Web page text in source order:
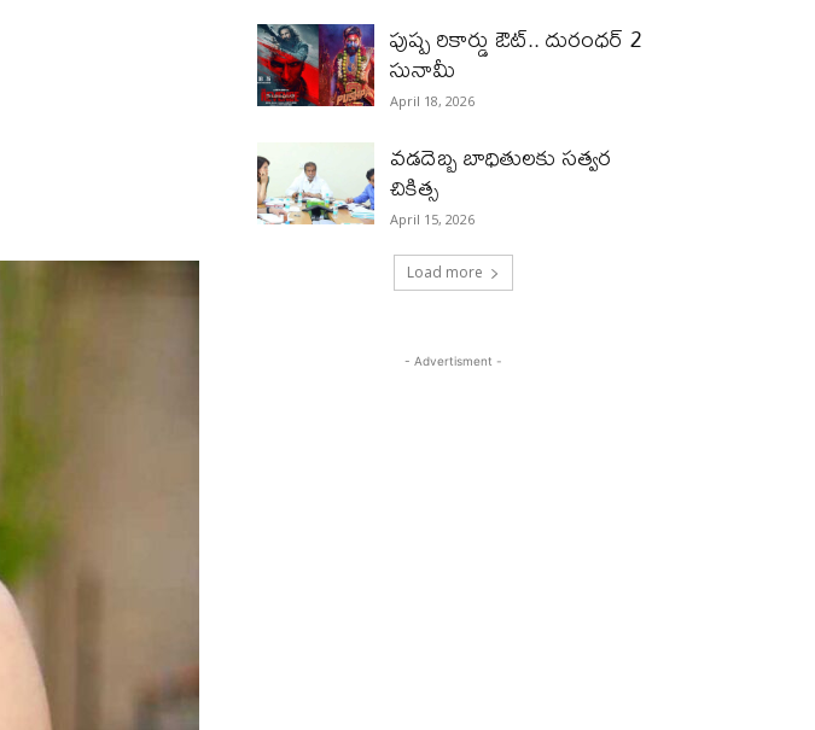
పుష్ప రికార్డు ఔట్‌.. దురంధ‌ర్ 2
సునామీ
April 18, 2026
వడదెబ్బ బాధితులకు సత్వర
చికిత్స
April 15, 2026
Load more
- Advertisment -